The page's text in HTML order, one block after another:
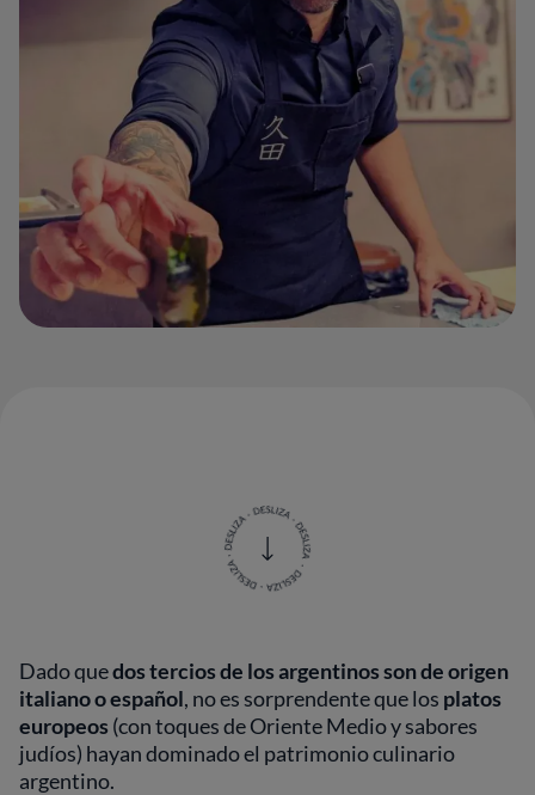
Dado quedos tercios de los argentinos son de origen
italiano o español, no es sorprendente que los platos
europeos (con toques de Oriente Medio y sabores
judíos) hayan dominado el patrimonio culinario
argentino.